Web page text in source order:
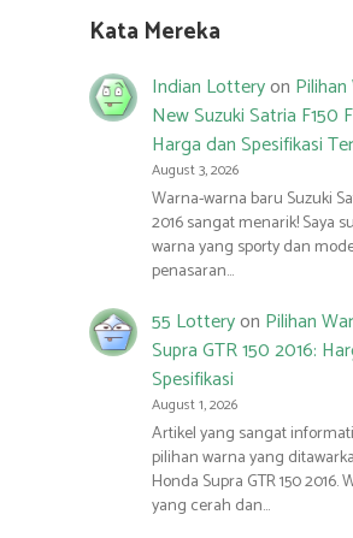
Kata Mereka
Indian Lotteryon
New Suzuki Satria F150
Harga dan Spesifikasi
August 3, 2026
Warna-warna baru Suzuki
2016 sangat menarik! Saya
warna yang sporty dan
penasaran…
55 Lotteryon Pilihan
Supra GTR 150 2016:
Spesifikasi
August 1, 2026
Artikel yang sangat
pilihan warna yang
Honda Supra GTR 150 2016.
yang cerah dan…